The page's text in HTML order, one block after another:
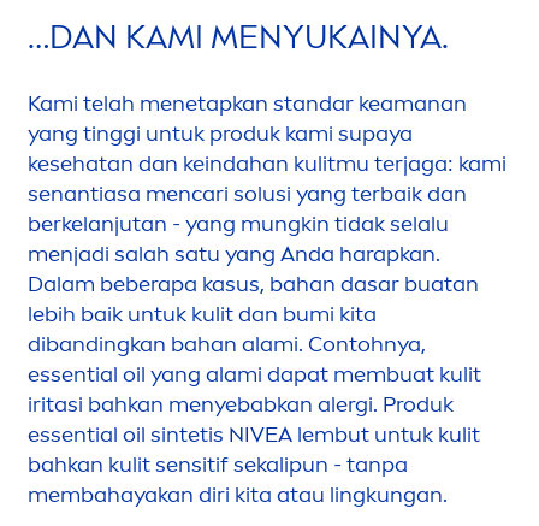
…DAN KAMI MENYUKAINYA.
Kami telah menetapkan standar keamanan
yang tinggi untuk produk kami supaya
kesehatan dan keindahan kulitmu terjaga: kami
senantiasa mencari solusi yang terbaik dan
berkelanjutan - yang mungkin tidak selalu
menjadi salah satu yang Anda harapkan.
Dalam beberapa kasus, bahan dasar buatan
lebih baik untuk kulit dan bumi kita
dibandingkan bahan alami. Contohnya,
essential oil yang alami dapat membuat kulit
iritasi bahkan menyebabkan alergi. Produk
essential oil sintetis NIVEA lembut untuk kulit
bahkan kulit sensitif sekalipun - tanpa
membahayakan diri kita atau lingkungan.